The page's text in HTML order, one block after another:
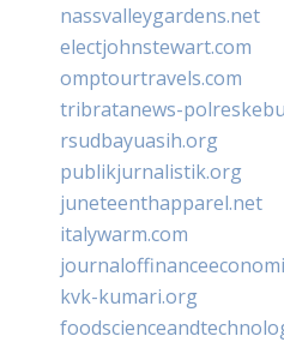
nassvalleygardens.net
electjohnstewart.com
omptourtravels.com
tribratanews-
rsudbayuasih.org
publikjurnalistik.org
juneteenthapparel.net
italywarm.com
kvk-kumari.org